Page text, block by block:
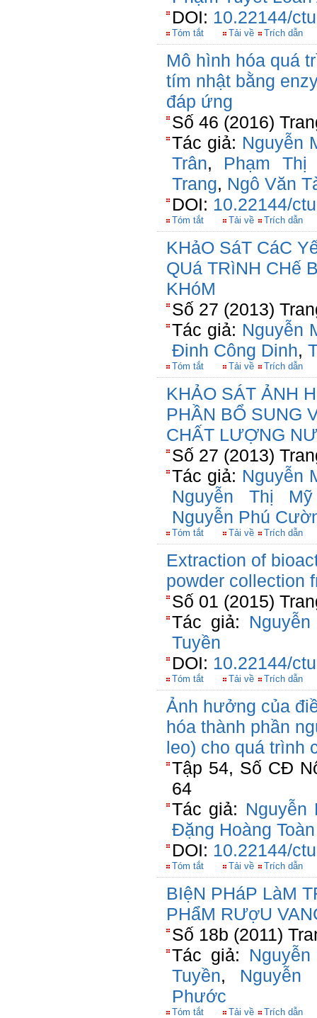
DOI: 10.22144/
Tóm tắt Tải về Trích dẫn
Mô hình hóa quá
tím nhật bằng
đáp ứng
Số 46 (2016)
Tác giả: Nguyễn
Trân, Phạm Thị
Trang, Ngô Văn
DOI: 10.22144/
Tóm tắt Tải về Trích dẫn
KHảO SáT CáC
QUá TRìNH CHế
KHóM
Số 27 (2013)
Tác giả: Nguyễn
Đinh Công Dinh,
Tóm tắt Tải về Trích dẫn
KHẢO SÁT ẢNH
PHẦN BỔ SUNG
CHẤT LƯỢNG
Số 27 (2013)
Tác giả: Nguyễn
Nguyễn Thị
Nguyễn Phú
Tóm tắt Tải về Trích dẫn
Extraction of
powder collection
Số 01 (2015)
Tác giả:
Tuyền
DOI: 10.22144/
Tóm tắt Tải về Trích dẫn
Ảnh hưởng của
hóa thành phần
leo) cho quá trình
Tập 54, Số CĐ
64
Tác giả: Nguyễn
Đặng Hoàng Toàn
DOI: 10.22144/
Tóm tắt Tải về Trích dẫn
BIệN PHáP LàM
PHẩM RƯợU
Số 18b (2011)
Tác giả:
Tuyền, Nguyễn
Phước
Tóm tắt Tải về Trích dẫn